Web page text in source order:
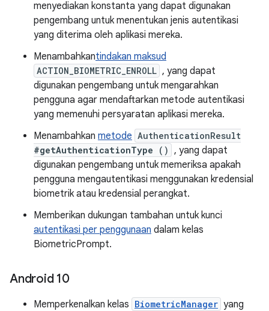
menyediakan konstanta yang dapat digunakan
pengembang untuk menentukan jenis autentikasi
yang diterima oleh aplikasi mereka.
Menambahkantindakan maksud
ACTION_BIOMETRIC_ENROLL , yang dapat
digunakan pengembang untuk mengarahkan
pengguna agar mendaftarkan metode autentikasi
yang memenuhi persyaratan aplikasi mereka.
Menambahkan metode AuthenticationResult
#getAuthenticationType () , yang dapat
digunakan pengembang untuk memeriksa apakah
pengguna mengautentikasi menggunakan kredensial
biometrik atau kredensial perangkat.
Memberikan dukungan tambahan untuk kunci
autentikasi per penggunaan dalam kelas
BiometricPrompt.
Android 10
Memperkenalkan kelas BiometricManager yang